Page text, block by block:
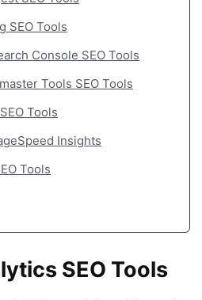
SEO Tools
Console SEO Tools
Tools SEO Tools
Tools
Insights
Tools
SEO Tools